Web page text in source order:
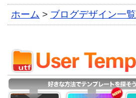
ホーム > ブログデザイン一覧